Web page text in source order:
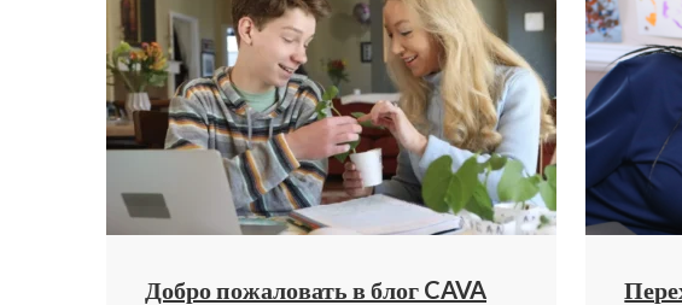
Добро пожаловать в блог CAVA